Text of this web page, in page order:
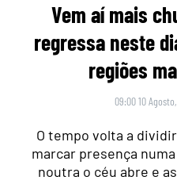
Vem aí mais
regressa neste
regiões
09:00 10
O tempo volta a
marcar presença
noutra o céu abre e